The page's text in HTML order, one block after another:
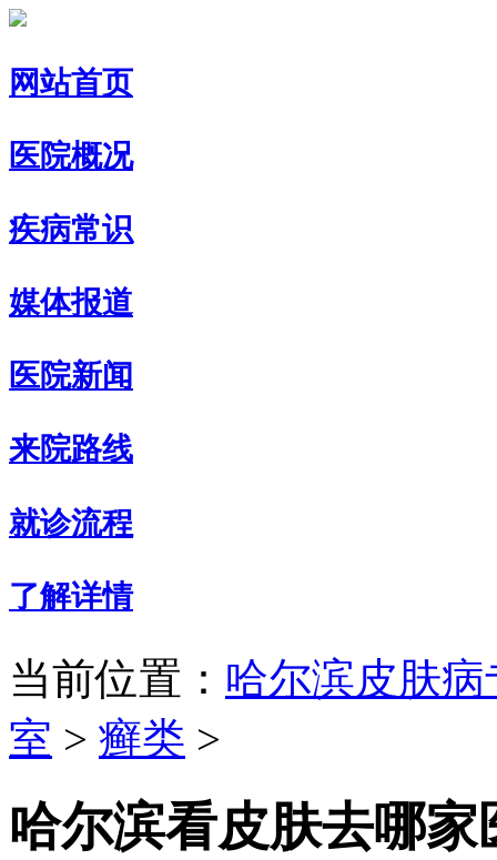
网站首页
医院概况
疾病常识
媒体报道
医院新闻
来院路线
就诊流程
了解详情
当前位置： 哈尔滨皮肤
室 > 癣类 >
哈尔滨看皮肤去哪家